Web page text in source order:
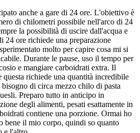
anche a gare di 24 ore. L'obiettivo è
di chilometri possibile nell'arco di 24
la possibilità di uscire dall'acqua e
24 ore richiede una preparazione
molto per capire cosa mi si
Durante le pause, uso il tempo per
e mangiare carboidrati extra. Il
questa richiede una quantità incredibile
di circa mezzo chilo di pasta
Preparo tutto in anticipo in
degli alimenti, pesati esattamente in
contiene una porzione. Ormai ho
bene il mio corpo, quindi so quanto